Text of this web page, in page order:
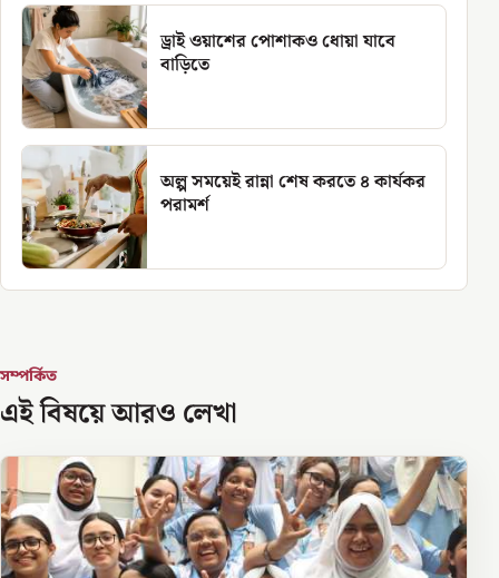
ড্রাই ওয়াশের পোশাকও ধোয়া যাবে
বাড়িতে
অল্প সময়েই রান্না শেষ করতে ৪ কার্যকর
পরামর্শ
সম্পর্কিত
এই বিষয়ে আরও লেখা